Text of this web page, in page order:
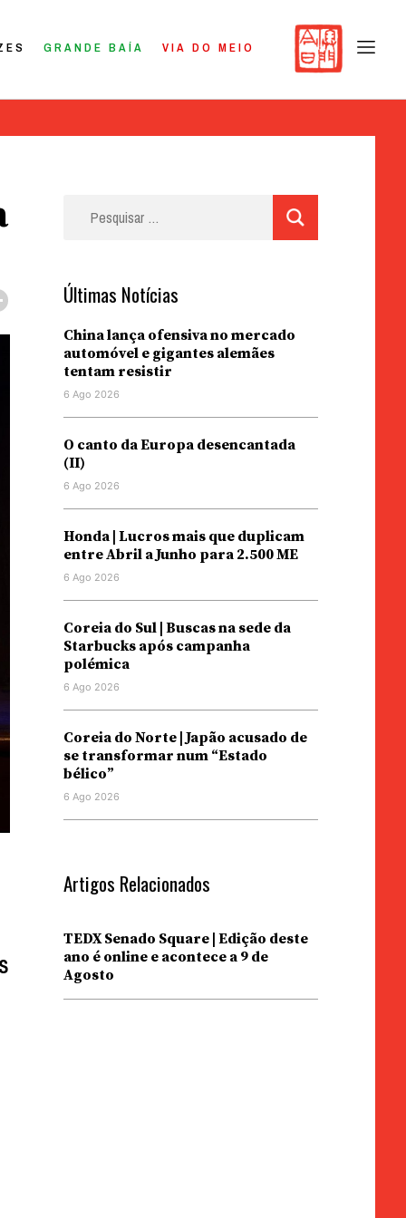
GRANDE BAÍA VIA DO MEIO
Últimas Notícias
China lança ofensiva no mercado
automóvel e gigantes alemães
tentam resistir
6 Ago 2026
O canto da Europa desencantada
(II)
6 Ago 2026
Honda | Lucros mais que duplicam
entre Abril a Junho para 2.500 ME
6 Ago 2026
Coreia do Sul | Buscas na sede da
Starbucks após campanha
polémica
6 Ago 2026
Coreia do Norte | Japão acusado de
se transformar num “Estado
bélico”
6 Ago 2026
Artigos Relacionados
TEDX Senado Square | Edição deste
ano é online e acontece a 9 de
Agosto